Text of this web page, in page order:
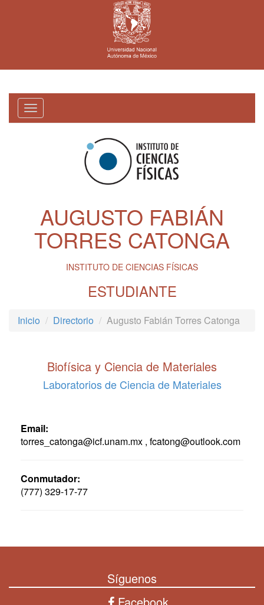
Toggle
navigation
AUGUSTO FABIÁN
TORRES CATONGA
INSTITUTO DE CIENCIAS FÍSICAS
ESTUDIANTE
Inicio Directorio Augusto Fabián Torres Catonga
Biofísica y Ciencia de Materiales
Laboratorios de Ciencia de Materiales
Email:
torres_catonga@icf.unam.mx , fcatong@outlook.com
Conmutador:
(777) 329-17-77
Síguenos